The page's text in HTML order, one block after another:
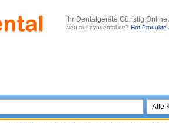
lhr Dentalgeräte Günstig
Neu auf oyodental.de? Hot Produkte